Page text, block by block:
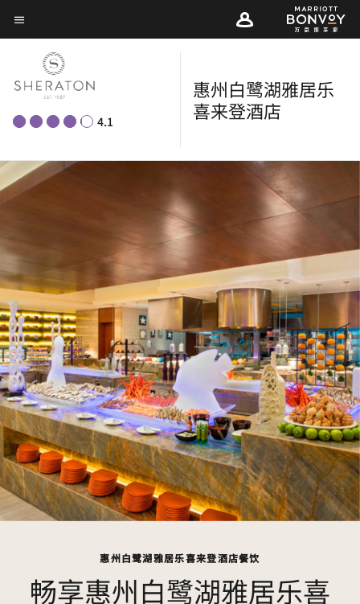
Skip
to
main
content
菜单文本
4.1
惠州白鹭湖雅居乐
喜来登酒店
惠州白鹭湖雅居乐喜来登酒店餐饮
畅享惠州白鹭湖雅居乐喜